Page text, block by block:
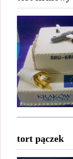
tort pączek